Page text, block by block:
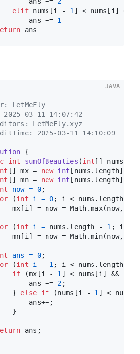
elif nums[i - 1 ] < nums[i] <
ans +=
1
ans
LetMeFly
2025-03-11 14:07:42
LetMeFly.xyz
2025-03-11 14:10:09
{
int sumOfBeauties (int [] nums)
[] mx = new int [nums.length];
[] mn = new int [nums.length];
now = 0;
(int i = 0; i < nums.length;
mx[i] = now = Math.max(now,
(int i = nums.length - 1 ; i >=
mn[i] = now = Math.min(now,
ans = 0;
(int i = 1 ; i < nums.length -
if (mx[i - 1 ] < nums[i] &&
ans +=
2 ;
}
else if (nums[i - 1 ] <
ans++;
}
ans;
JAVA